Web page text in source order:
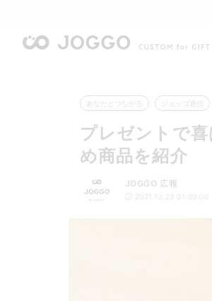
あなたとつながる ジョッゴ通信
プレゼントで
め商品を紹介
JOGGO 広報
2021.12.23 01:00:00